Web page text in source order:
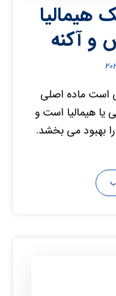
هیمالیا
و آکنه
است ماده اصلی
هیمالیا است و
بهبود می بخشد.